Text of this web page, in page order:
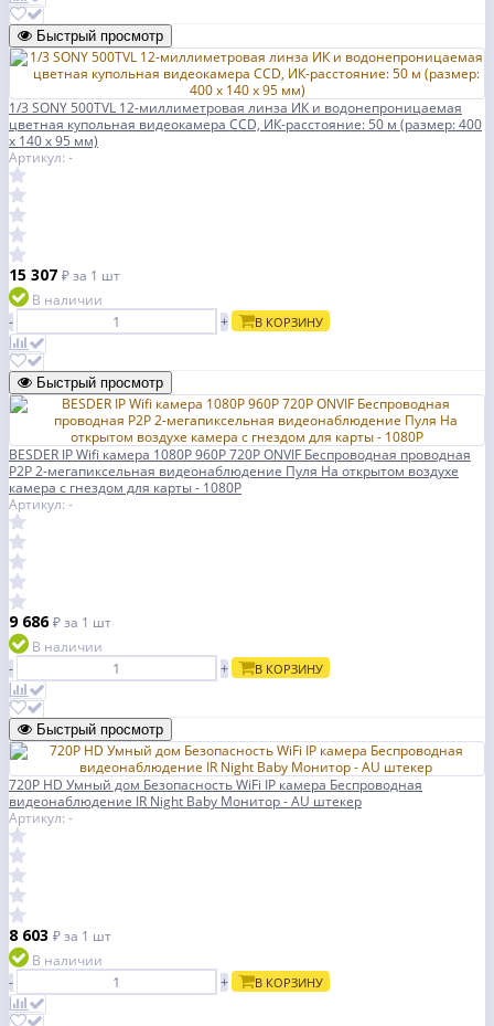
Быстрый просмотр
1/3 SONY 500TVL 12-миллиметровая линза ИК и водонепроницаемая
цветная купольная видеокамера CCD, ИК-расстояние: 50 м (размер: 400
x 140 x 95 мм)
Артикул: -
15 307 ₽за 1 шт
В наличии
-
+ В КОРЗИНУ
Быстрый просмотр
BESDER IP Wifi камера 1080P 960P 720P ONVIF Беспроводная проводная
P2P 2-мегапиксельная видеонаблюдение Пуля На открытом воздухе
камера с гнездом для карты - 1080P
Артикул: -
9 686₽за 1 шт
В наличии
-
+ В КОРЗИНУ
Быстрый просмотр
720P HD Умный дом Безопасность WiFi IP камера Беспроводная
видеонаблюдение IR Night Baby Монитор - AU штекер
Артикул: -
8 603 ₽за 1 шт
В наличии
-
+ В КОРЗИНУ